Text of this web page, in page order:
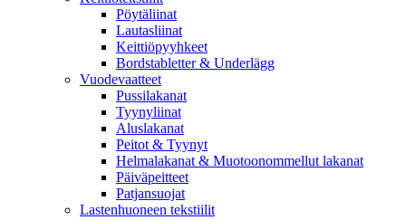
Pöytäliinat
Lautasliinat
Keittiöpyyhkeet
Bordstabletter & Underlägg
Vuodevaatteet
Pussilakanat
Tyynyliinat
Aluslakanat
Peitot & Tyynyt
Helmalakanat & Muotoonommellut lakanat
Päiväpeitteet
Patjansuojat
Lastenhuoneen tekstiilit